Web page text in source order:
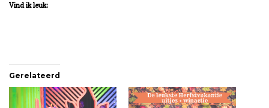
Vind ik leuk:
Gerelateerd